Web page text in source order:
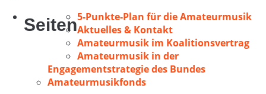
Seiten5-Punkte-Plan für die Amateurmusik
Aktuelles & Kontakt
Amateurmusik im Koalitionsvertrag
Amateurmusik in der
Engagementstrategie des Bundes
Amateurmusikfonds